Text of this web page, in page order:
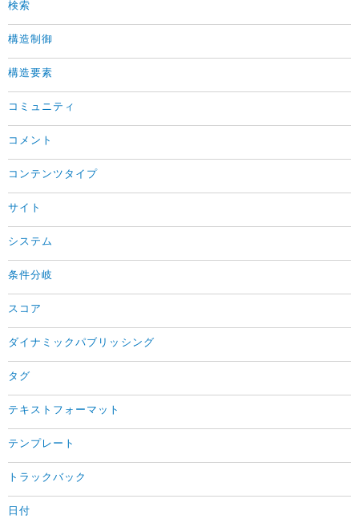
検索
構造制御
構造要素
コミュニティ
コメント
コンテンツタイプ
サイト
システム
条件分岐
スコア
ダイナミックパブリッシング
タグ
テキストフォーマット
テンプレート
トラックバック
日付